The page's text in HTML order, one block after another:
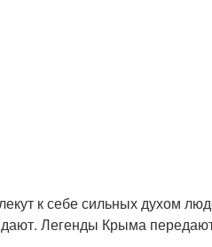
к себе сильных духом
Легенды Крыма